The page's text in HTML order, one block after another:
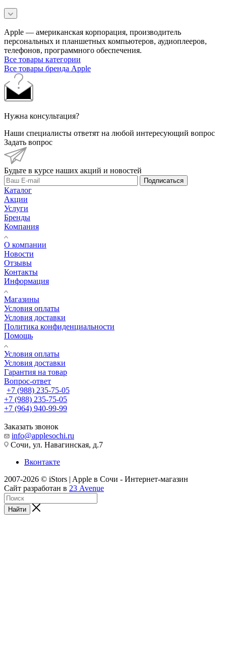
Apple — американская корпорация, производитель
персональных и планшетных компьютеров, аудиоплееров,
телефонов, программного обеспечения.
Все товары категории
Все товары бренда Apple
Нужна консультация?
Наши специалисты ответят на любой интересующий вопрос
Задать вопрос
Будьте в курсе наших акций и новостей
Подписаться
Каталог
Акции
Услуги
Бренды
Компания
О компании
Новости
Отзывы
Контакты
Информация
Магазины
Условия оплаты
Условия доставки
Политика конфиденциальности
Помощь
Условия оплаты
Условия доставки
Гарантия на товар
Вопрос-ответ
+7 (988) 235-75-05
+7 (988) 235-75-05
+7 (964) 940-99-99
Заказать звонок
info@applesochi.ru
Сочи, ул. Навагинская, д.7
Вконтакте
2007-2026 © iStors | Apple в Сочи - Интернет-магазин
Сайт разработан в 23 Avenue
Найти